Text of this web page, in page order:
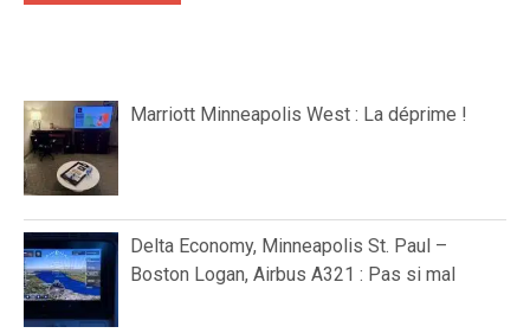
Marriott Minneapolis West : La déprime !
Delta Economy, Minneapolis St. Paul –
Boston Logan, Airbus A321 : Pas si mal